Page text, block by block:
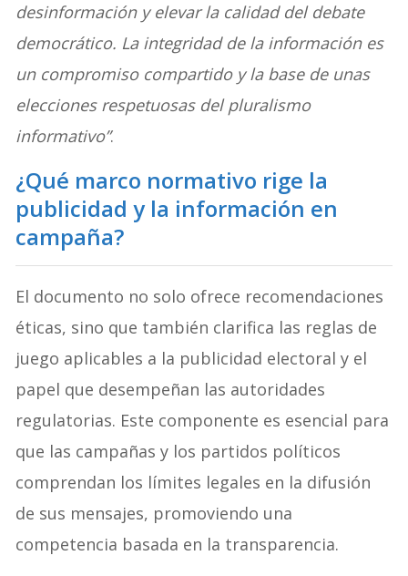
desinformación y elevar la calidad del debate
democrático. La integridad de la información es
un compromiso compartido y la base de unas
elecciones respetuosas del pluralismo
informativo”.
¿Qué marco normativo rige la
publicidad y la información en
campaña?
El documento no solo ofrece recomendaciones
éticas, sino que también clarifica las reglas de
juego aplicables a la publicidad electoral y el
papel que desempeñan las autoridades
regulatorias. Este componente es esencial para
que las campañas y los partidos políticos
comprendan los límites legales en la difusión
de sus mensajes, promoviendo una
competencia basada en la transparencia.